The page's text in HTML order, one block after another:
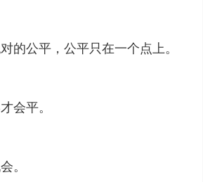
公平，公平只在一个点上。
平。
。